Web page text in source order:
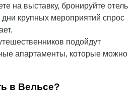
на выставку, бронируйте отель
дни крупных мероприятий спрос
подойдут
апартаменты, которые можно
в Вельсе?